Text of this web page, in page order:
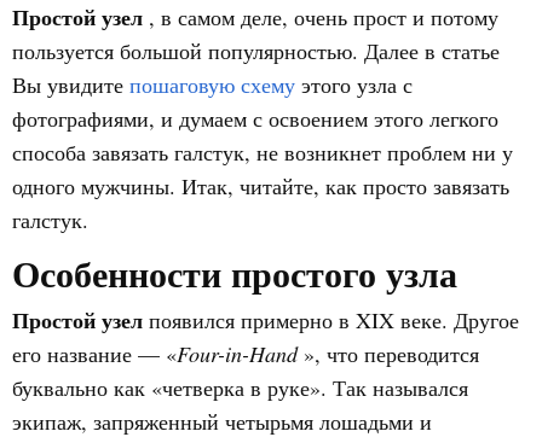
Простой узел , в самом деле, очень прост и потому
пользуется большой популярностью. Далее в статье
Вы увидите пошаговую схему этого узла с
фотографиями, и думаем с освоением этого легкого
способа завязать галстук, не возникнет проблем ни у
одного мужчины. Итак, читайте, как просто завязать
галстук.
Особенности простого узла
Простой узел появился примерно в XIX веке. Другое
его название — «Four-in-Hand », что переводится
буквально как «четверка в руке». Так назывался
экипаж, запряженный четырьмя лошадьми и